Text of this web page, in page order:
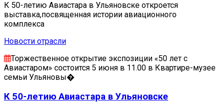
К 50-летию Авиастара в Ульяновске откроется
выставка,посвященная истории авиационного
комплекса
Новости отрасли
Торжественное открытие экспозиции «50 лет с
Авиастаром» состоится 5 июня в 11.00 в Квартире-музее
семьи Ульяновы�
К 50-летию Авиастара в Ульяновске